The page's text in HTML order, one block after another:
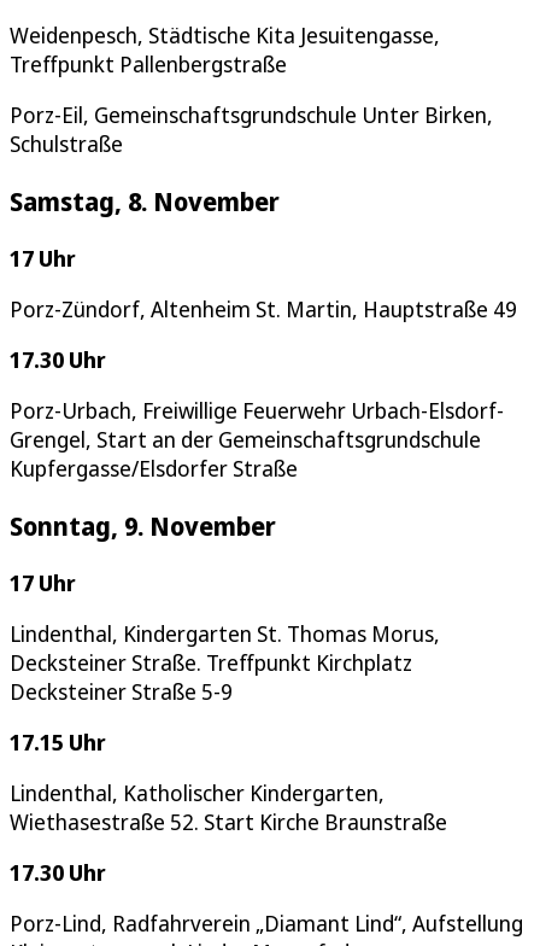
Weidenpesch, Städtische Kita Jesuitengasse,
Treffpunkt Pallenbergstraße
Porz-Eil, Gemeinschaftsgrundschule Unter Birken,
Schulstraße
Samstag, 8. November
17 Uhr
Porz-Zündorf, Altenheim St. Martin, Hauptstraße 49
17.30 Uhr
Porz-Urbach, Freiwillige Feuerwehr Urbach-Elsdorf-
Grengel, Start an der Gemeinschaftsgrundschule
Kupfergasse/Elsdorfer Straße
Sonntag, 9. November
17 Uhr
Lindenthal, Kindergarten St. Thomas Morus,
Decksteiner Straße. Treffpunkt Kirchplatz
Decksteiner Straße 5-9
17.15 Uhr
Lindenthal, Katholischer Kindergarten,
Wiethasestraße 52. Start Kirche Braunstraße
17.30 Uhr
Porz-Lind, Radfahrverein „Diamant Lind“, Aufstellung